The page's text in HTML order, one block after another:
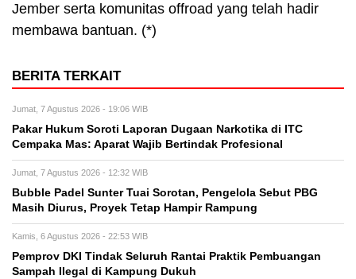
Jember serta komunitas offroad yang telah hadir
membawa bantuan. (*)
BERITA TERKAIT
Jumat, 7 Agustus 2026 - 19:06 WIB
Pakar Hukum Soroti Laporan Dugaan Narkotika di ITC
Cempaka Mas: Aparat Wajib Bertindak Profesional
Jumat, 7 Agustus 2026 - 12:32 WIB
Bubble Padel Sunter Tuai Sorotan, Pengelola Sebut PBG
Masih Diurus, Proyek Tetap Hampir Rampung
Kamis, 6 Agustus 2026 - 22:53 WIB
Pemprov DKI Tindak Seluruh Rantai Praktik Pembuangan
Sampah Ilegal di Kampung Dukuh